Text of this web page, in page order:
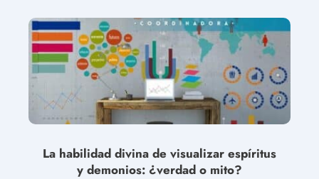
La habilidad divina de visualizar espíritus
y demonios: ¿verdad o mito?